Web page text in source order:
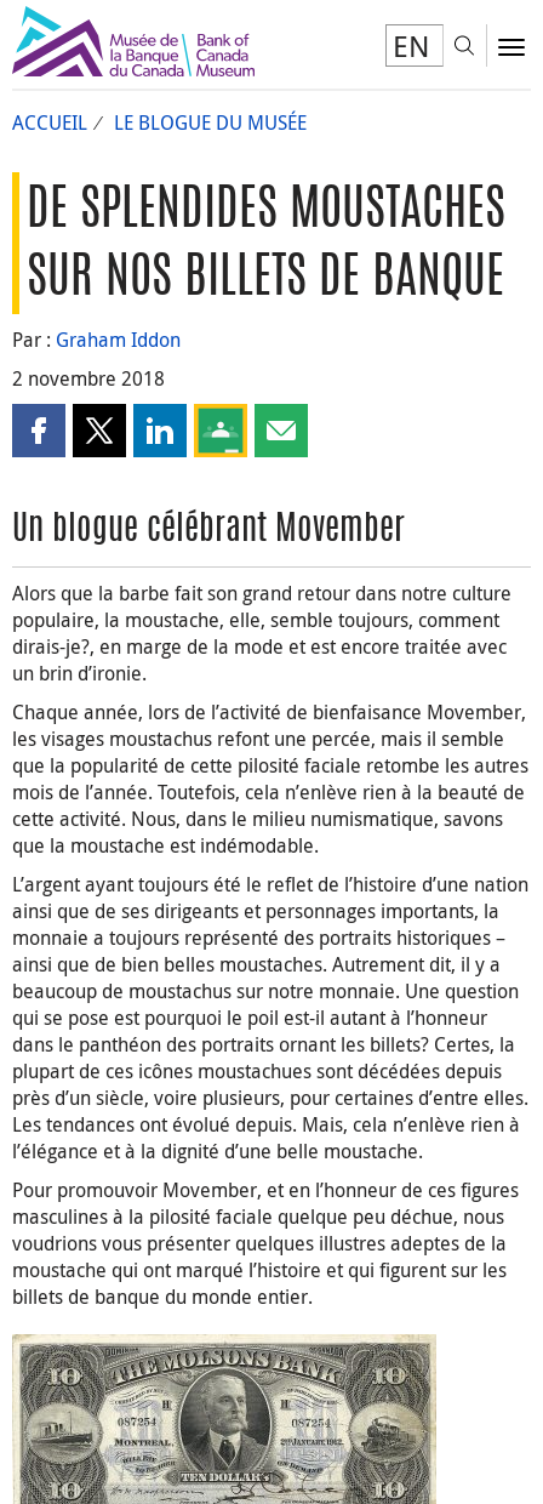
EN
ACCUEIL LE BLOGUE DU MUSÉE
DE SPLENDIDES MOUSTACHES
SUR NOS BILLETS DE BANQUE
Par : Graham Iddon
2 novembre 2018
Partager cette page sur Facebook
Partager cette page sur X
Partager cette page sur LinkedIn
Partagez cette page sur Google
Partager cette page par
Un blogue célébrant Movember
Alors que la barbe fait son grand retour dans notre culture
populaire, la moustache, elle, semble toujours, comment
dirais-je?, en marge de la mode et est encore traitée avec
un brin d’ironie.
Chaque année, lors de l’activité de bienfaisance Movember,
les visages moustachus refont une percée, mais il semble
que la popularité de cette pilosité faciale retombe les autres
mois de l’année. Toutefois, cela n’enlève rien à la beauté de
cette activité. Nous, dans le milieu numismatique, savons
que la moustache est indémodable.
L’argent ayant toujours été le reflet de l’histoire d’une nation
ainsi que de ses dirigeants et personnages importants, la
monnaie a toujours représenté des portraits historiques –
ainsi que de bien belles moustaches. Autrement dit, il y a
beaucoup de moustachus sur notre monnaie. Une question
qui se pose est pourquoi le poil est-il autant à l’honneur
dans le panthéon des portraits ornant les billets? Certes, la
plupart de ces icônes moustachues sont décédées depuis
près d’un siècle, voire plusieurs, pour certaines d’entre elles.
Les tendances ont évolué depuis. Mais, cela n’enlève rien à
l’élégance et à la dignité d’une belle moustache.
Pour promouvoir Movember, et en l’honneur de ces figures
masculines à la pilosité faciale quelque peu déchue, nous
voudrions vous présenter quelques illustres adeptes de la
moustache qui ont marqué l’histoire et qui figurent sur les
billets de banque du monde entier.